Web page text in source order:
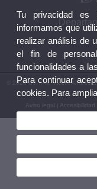
© 2026 UV. - Av. Vicent Andrés
Aviso legal Accesibilidad
Tu privacidad es
informamos que
realizar análisis de
el fin de
funcionalidades a
Para continuar
cookies. Para